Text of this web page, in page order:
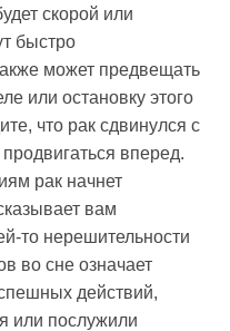
скорой или
быстро
может предвещать
или остановку этого
что рак сдвинулся с
вперед.
рак начнет
вам
то нерешительности
во сне означает
действий,
или послужили